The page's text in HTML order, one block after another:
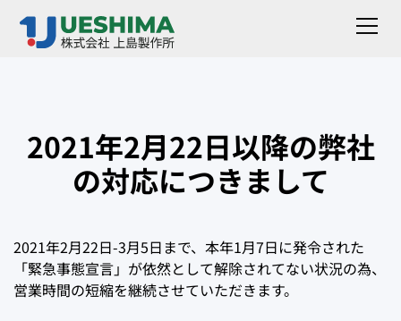
2021年2月22日以降の弊社
の対応につきまして
2021年2月22日-3月5日まで、本年1月7日に発令された
「緊急事態宣言」が依然として解除されてない状況の為、
営業時間の短縮を継続させていただきます。